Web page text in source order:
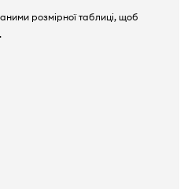
розмірної таблиці, щоб